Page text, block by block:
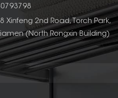
Xinfeng 2nd Road, Torch Park,
(North Rongxin Building)